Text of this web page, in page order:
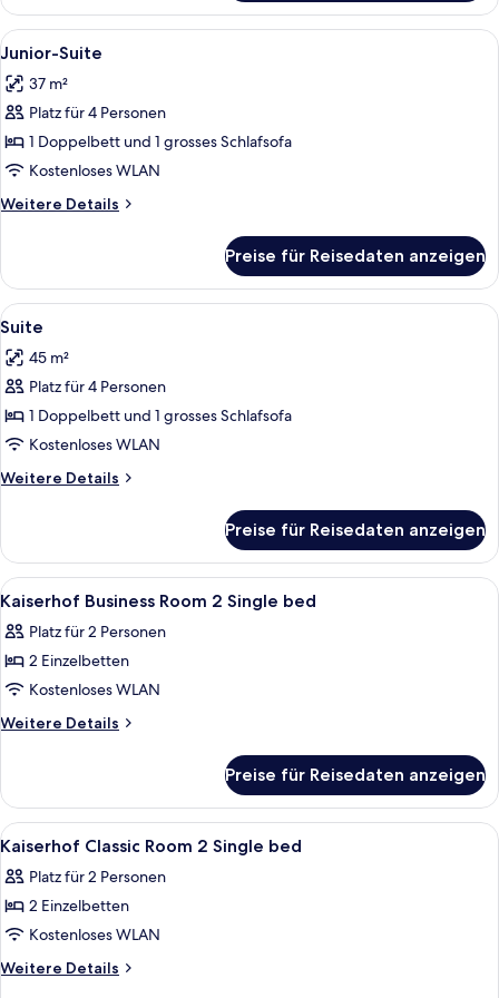
Zimmer
Alle
Fotos
für
Junior-
Suite
anzeigen
Ein Hotelzimmer mit einem großen
7
Junior-Suite
37 m²
Platz für 4 Personen
1 Doppelbett und 1 grosses Schlafsofa
Kostenloses WLAN
Weitere Details
Weitere
Suite
Preise für Reisedaten anzeigen
Alle
Fotos
für
Suite
anzeigen
9
Suite
45 m²
Platz für 4 Personen
1 Doppelbett und 1 grosses Schlafsofa
Kostenloses WLAN
Weitere Details
Weitere
Preise für Reisedaten anzeigen
Alle
Fotos
für
Kaiserhof
Business
Room
bed
anzeigen
Bettwäsche aus ägyptischer
4
Kaiserhof Business Room 2 Single bed
Platz für 2 Personen
2 Einzelbetten
Kostenloses WLAN
Weitere Details
Weitere
Business
Room
2
bed
Preise für Reisedaten anzeigen
Alle
Fotos
für
Kaiserhof
Classic
Room
Bettwäsche aus ägyptischer
3
Kaiserhof Classic Room 2 Single bed
Platz für 2 Personen
2 Einzelbetten
Kostenloses WLAN
Weitere Details
Weitere